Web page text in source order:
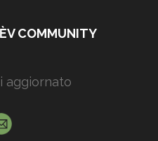
COMMUNITY
aggiornato